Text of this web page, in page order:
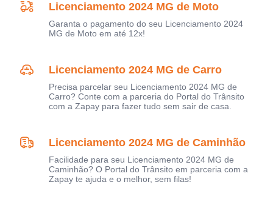
Licenciamento 2024 MG de Moto
Garanta o pagamento do seu Licenciamento 2024
MG de Moto em até 12x!
Licenciamento 2024 MG de Carro
Precisa parcelar seu Licenciamento 2024 MG de
Carro? Conte com a parceria do Portal do Trânsito
com a Zapay para fazer tudo sem sair de casa.
Licenciamento 2024 MG de Caminhão
Facilidade para seu Licenciamento 2024 MG de
Caminhão? O Portal do Trânsito em parceria com a
Zapay te ajuda e o melhor, sem filas!